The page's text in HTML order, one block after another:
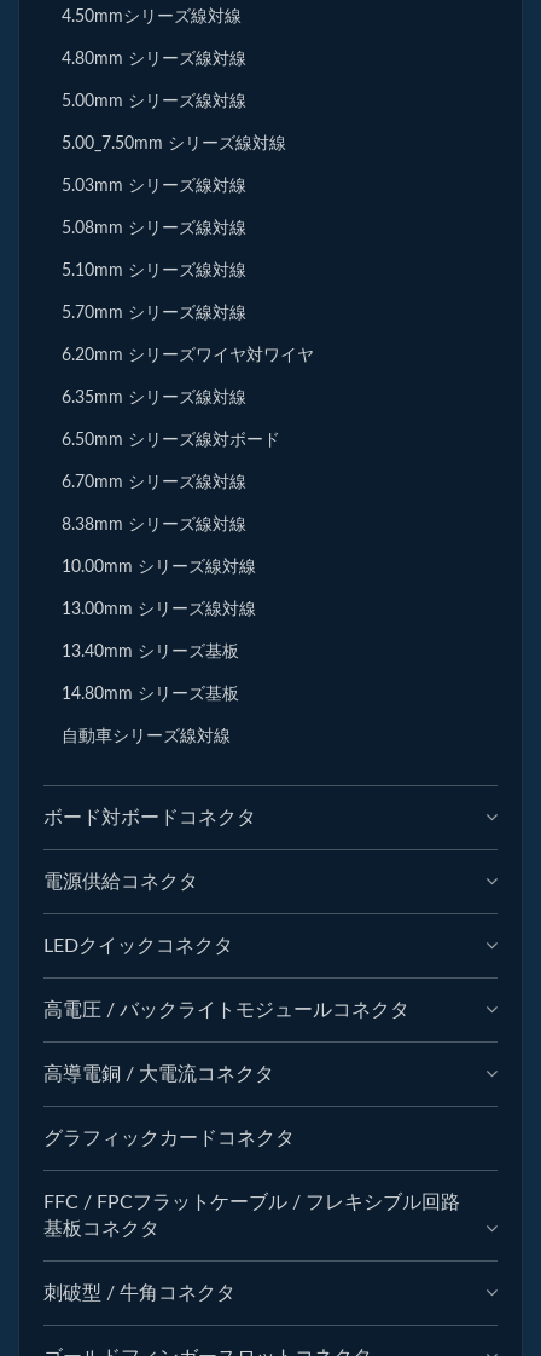
4.50mmシリーズ線対線
4.80mm シリーズ線対線
5.00mm シリーズ線対線
5.00_7.50mm シリーズ線対線
5.03mm シリーズ線対線
5.08mm シリーズ線対線
5.10mm シリーズ線対線
5.70mm シリーズ線対線
6.20mm シリーズワイヤ対ワイヤ
6.35mm シリーズ線対線
6.50mm シリーズ線対ボード
6.70mm シリーズ線対線
8.38mm シリーズ線対線
10.00mm シリーズ線対線
13.00mm シリーズ線対線
13.40mm シリーズ基板
14.80mm シリーズ基板
自動車シリーズ線対線
ボード対ボードコネクタ
電源供給コネクタ
LEDクイックコネクタ
高電圧 / バックライトモジュールコネクタ
高導電銅 / 大電流コネクタ
グラフィックカードコネクタ
FFC / FPCフラットケーブル / フレキシブル回路
基板コネクタ
刺破型 / 牛角コネクタ